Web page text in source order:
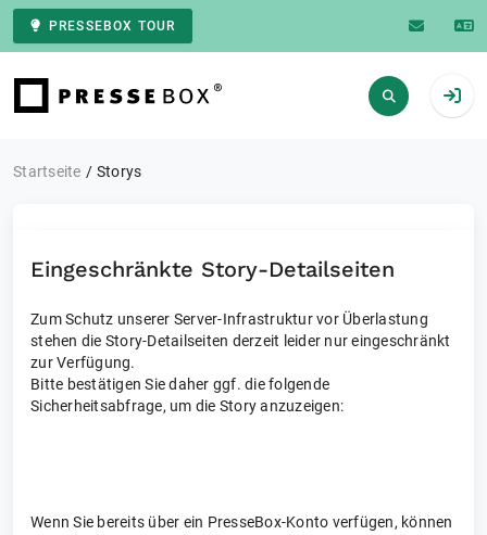
PRESSEBOX TOUR
Zur Startseite
Startseite Storys
Eingeschränkte Story-Detailseiten
Zum Schutz unserer Server-Infrastruktur vor Überlastung
stehen die Story-Detailseiten derzeit leider nur eingeschränkt
zur Verfügung.
Bitte bestätigen Sie daher ggf. die folgende
Sicherheitsabfrage, um die Story anzuzeigen:
Wenn Sie bereits über ein PresseBox-Konto verfügen, können